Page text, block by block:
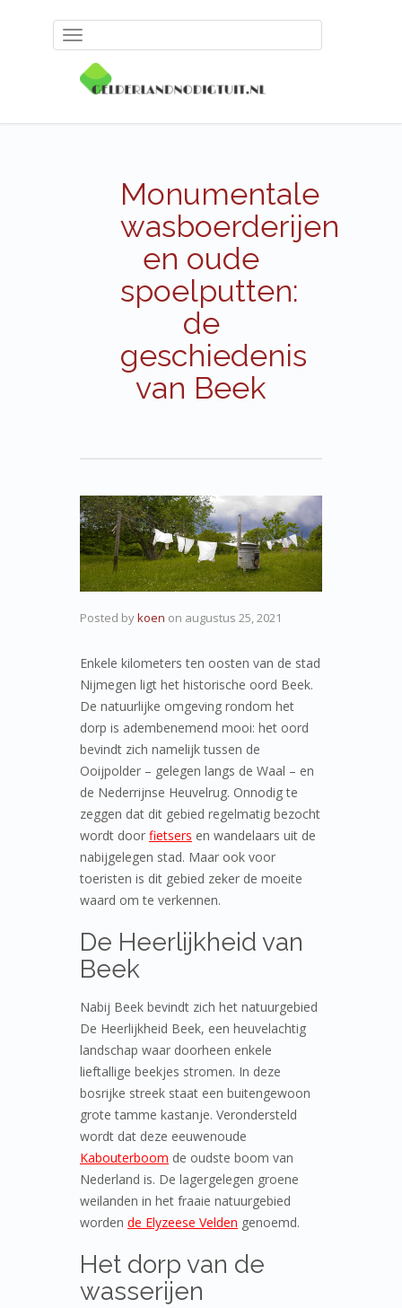
navigation
Monumentale
wasboerderijen
en oude
spoelputten:
de
geschiedenis
van Beek
Posted bykoen on augustus 25, 2021
Enkele kilometers ten oosten van de stad
Nijmegen ligt het historische oord Beek.
De natuurlijke omgeving rondom het
dorp is adembenemend mooi: het oord
bevindt zich namelijk tussen de
Ooijpolder – gelegen langs de Waal – en
de Nederrijnse Heuvelrug. Onnodig te
zeggen dat dit gebied regelmatig bezocht
wordt door fietsers en wandelaars uit de
nabijgelegen stad. Maar ook voor
toeristen is dit gebied zeker de moeite
waard om te verkennen.
De Heerlijkheid van
Beek
Nabij Beek bevindt zich het natuurgebied
De Heerlijkheid Beek, een heuvelachtig
landschap waar doorheen enkele
lieftallige beekjes stromen. In deze
bosrijke streek staat een buitengewoon
grote tamme kastanje. Verondersteld
wordt dat deze eeuwenoude
Kabouterboom de oudste boom van
Nederland is. De lagergelegen groene
weilanden in het fraaie natuurgebied
worden de Elyzeese Velden genoemd.
Het dorp van de
wasserijen